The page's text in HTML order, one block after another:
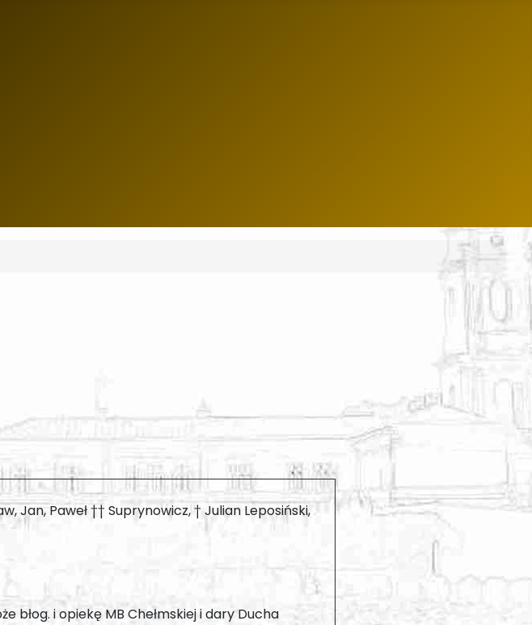
Jan, Paweł †† Suprynowicz, † Julian Leposiński,
błog. i opiekę MB Chełmskiej i dary Ducha